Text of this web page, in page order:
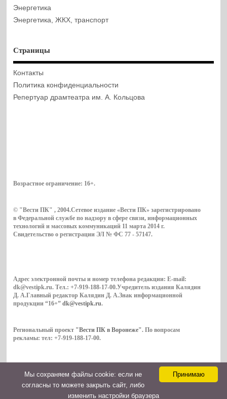
Энергетика
Энергетика, ЖКХ, транспорт
Страницы
Контакты
Политика конфиденциальности
Репертуар драмтеатра им. А. Кольцова
Возрастное ограничение: 16+.
© "Вести ПК" , 2004.Сетевое издание «Вести ПК» зарегистрировано
в Федеральной службе по надзору в сфере связи, информационных
технологий и массовых коммуникаций 11 марта 2014 г.
Свидетельство о регистрации ЭЛ № ФС 77 - 57147.
Адрес электронной почты и номер телефона редакции: E-mail:
dk@vestipk.ru. Тел.: +7-919-188-17-00.Учредитель издания Калядин
Д. А.Главный редактор Калядин Д. А.Знак информационной
продукции “16+”dk@vestipk.ru.
Региональный проект "Вести ПК в Воронеже". По вопросам
рекламы: тел: +7-919-188-17-00.
Copyright © 2026. ВестиПК в Воронеже
Контакты
Принимаю
Мы cохраняем файлы cookie: если не
согласны то можете закрыть сайт, либо
изменить настройки браузера